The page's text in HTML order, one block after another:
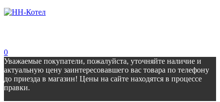
0
Уважаемые покупатели, пожалуйста, уточняйте наличие и
актуальную цену заинтересовавшего вас товара по телефону
до приезда в магазин! Цены на сайте находятся в процессе
правки.